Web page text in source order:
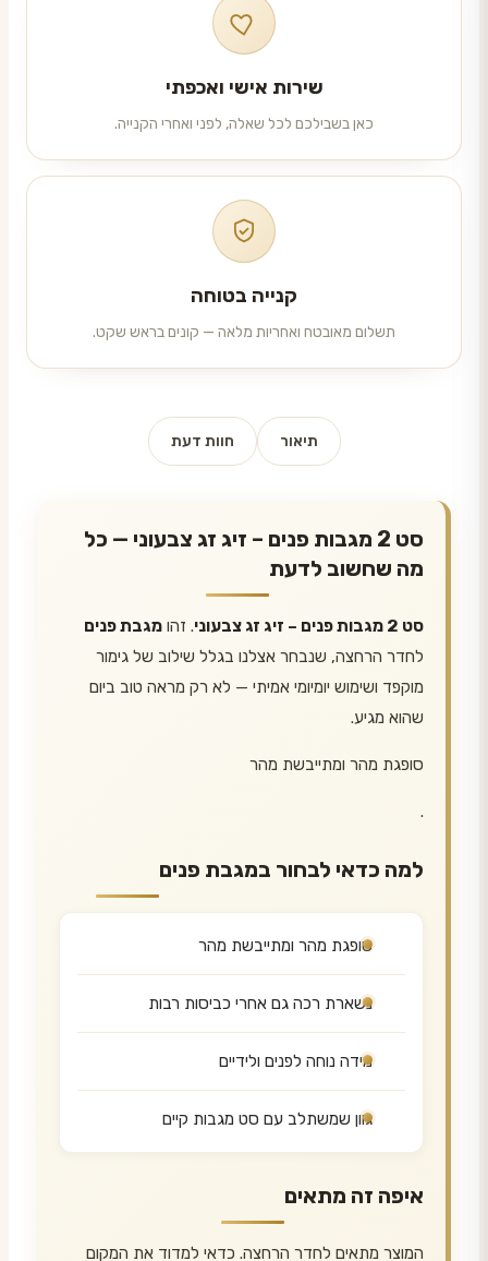
שירות אישי ואכפתי
כאן בשבילכם לכל שאלה, לפני ואחרי הקנייה.
קנייה בטוחה
תשלום מאובטח ואחריות מלאה — קונים בראש שקט.
תיאור חוות דעת
סט 2 מגבות פנים – זיג זג צבעוני — כל
מה שחשוב לדעת
סט 2 מגבות פנים – זיג זג צבעוני . זהו מגבת פנים
לחדר הרחצה, שנבחר אצלנו בגלל שילוב של גימור
מוקפד ושימוש יומיומי אמיתי — לא רק מראה טוב ביום
שהוא מגיע.
סופגת מהר ומתייבשת מהר
.
למה כדאי לבחור במגבת פנים
סופגת מהר ומתייבשת מהר
נשארת רכה גם אחרי כביסות רבות
מידה נוחה לפנים ולידיים
גוון שמשתלב עם סט מגבות קיים
איפה זה מתאים
המוצר מתאים לחדר הרחצה. כדאי למדוד את המקום